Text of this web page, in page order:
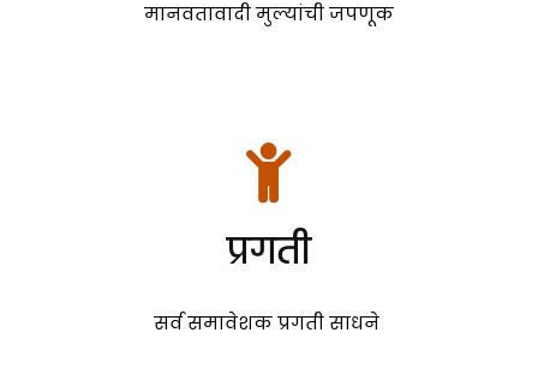
मानवतावादी मुल्यांची जपणूक
प्रगती
सर्व समावेशक प्रगती साधने